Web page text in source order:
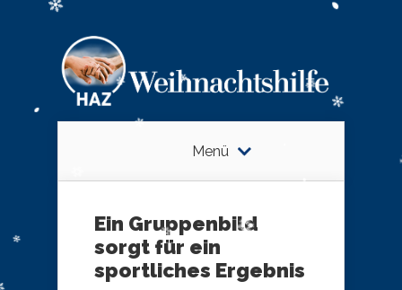
Menü
Ein Gruppenbild
sorgt für ein
sportliches Ergebnis